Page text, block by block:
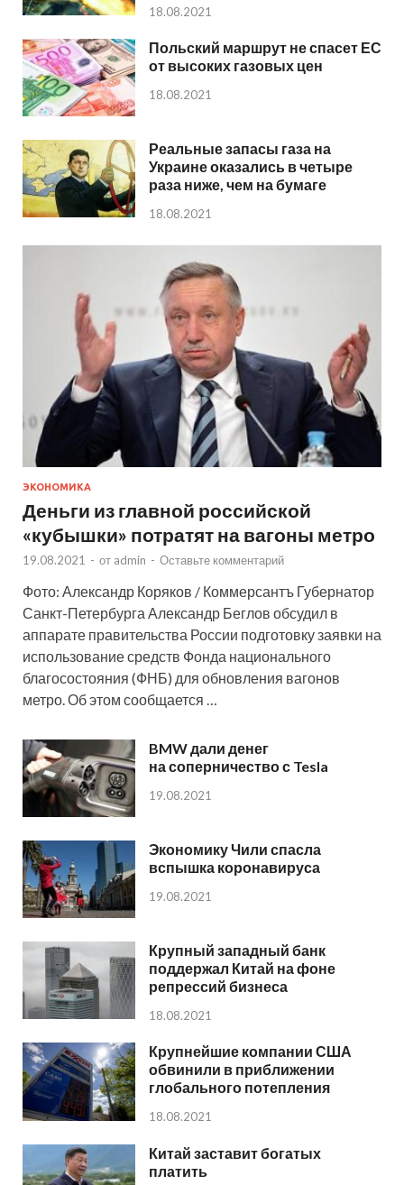
18.08.2021
Польский маршрут не спасет ЕС
от высоких газовых цен
18.08.2021
Реальные запасы газа на
Украине оказались в четыре
раза ниже, чем на бумаге
18.08.2021
ЭКОНОМИКА
Деньги из главной российской
«кубышки» потратят на вагоны метро
19.08.2021 - от admin - Оставьте комментарий
Фото: Александр Коряков / Коммерсантъ Губернатор
Санкт-Петербурга Александр Беглов обсудил в
аппарате правительства России подготовку заявки на
использование средств Фонда национального
благосостояния (ФНБ) для обновления вагонов
метро. Об этом сообщается …
BMW дали денег
на соперничество с Tesla
19.08.2021
Экономику Чили спасла
вспышка коронавируса
19.08.2021
Крупный западный банк
поддержал Китай на фоне
репрессий бизнеса
18.08.2021
Крупнейшие компании США
обвинили в приближении
глобального потепления
18.08.2021
Китай заставит богатых
платить